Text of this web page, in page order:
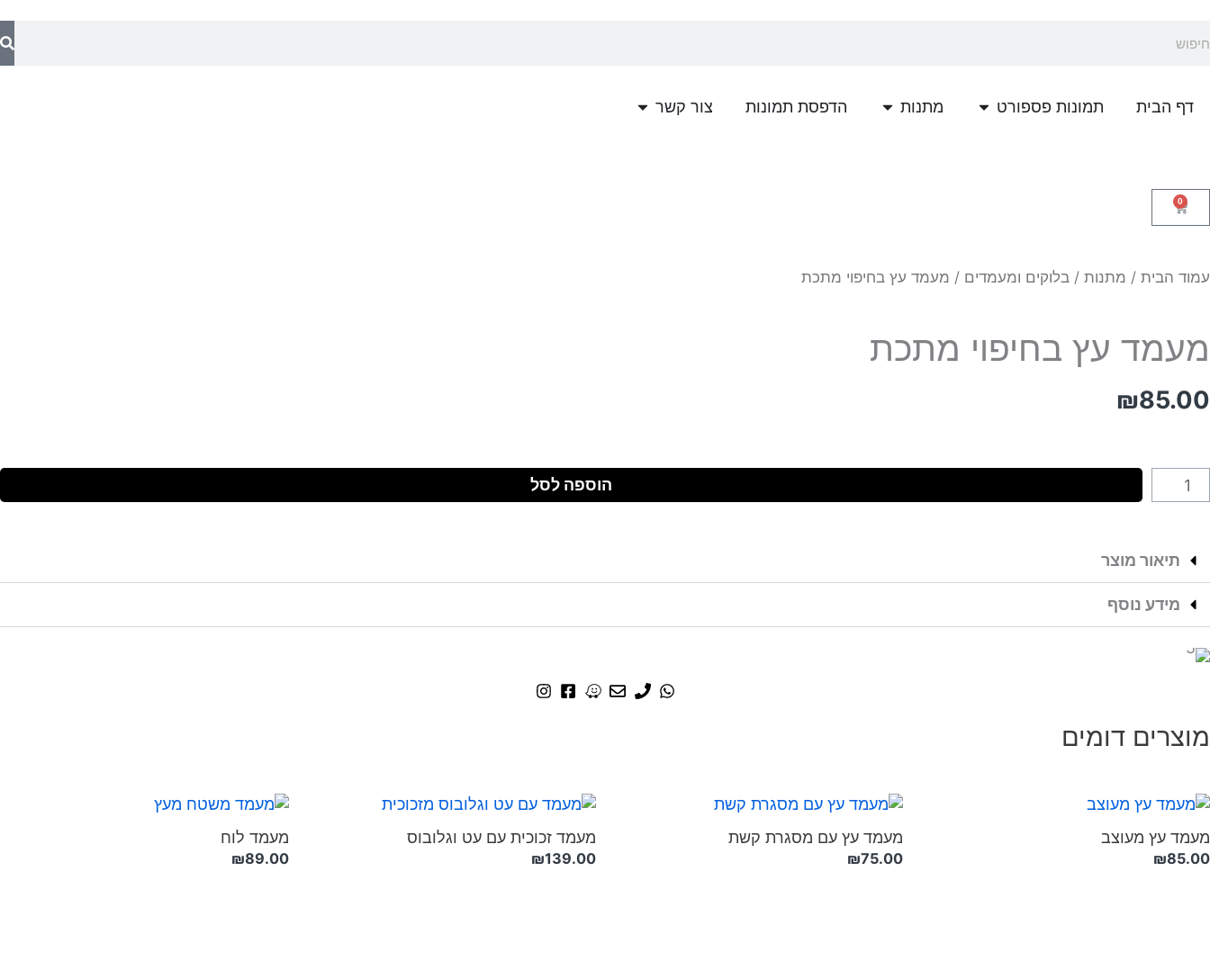
דף הבית תמונות פספורט פתח תמונות פספורט
מתנות פתח מתנותהדפסת תמונות צור קשר פתח צור קשר
0
עגלת
עמוד הבית / מתנות / בלוקים ומעמדים / מעמד עץ בחיפוי מתכת
מעמד עץ בחיפוי מתכת
₪85.00
הוספה לסל
תיאור מוצר
מידע נוסף
מוצרים דומים
מעמד עץ מעוצב
₪85.00
מעמד עץ עם מסגרת קשת
₪75.00
מעמד זכוכית עם עט וגלובוס
₪139.00
מעמד לוח
₪89.00